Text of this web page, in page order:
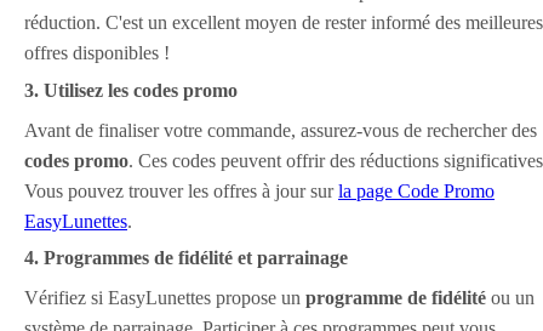
réduction. C'est un excellent moyen de rester informé des meilleures
offres disponibles !
3. Utilisez les codes promo
Avant de finaliser votre commande, assurez-vous de rechercher des
codes promo. Ces codes peuvent offrir des réductions
Vous pouvez trouver les offres à jour surla page Code Promo
EasyLunettes.
4. Programmes de fidélité et parrainage
Vérifiez si EasyLunettes propose un programme de fidélité ou un